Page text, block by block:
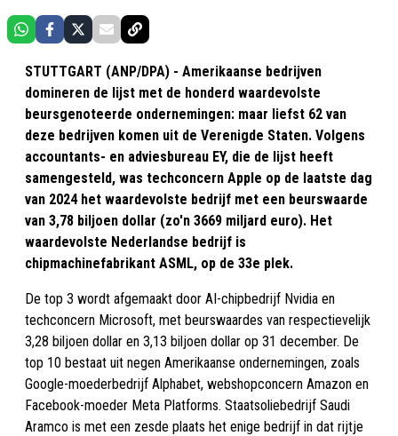
STUTTGART (ANP/DPA) - Amerikaanse bedrijven
domineren de lijst met de honderd waardevolste
beursgenoteerde ondernemingen: maar liefst 62 van
deze bedrijven komen uit de Verenigde Staten. Volgens
accountants- en adviesbureau EY, die de lijst heeft
samengesteld, was techconcern Apple op de laatste dag
van 2024 het waardevolste bedrijf met een beurswaarde
van 3,78 biljoen dollar (zo'n 3669 miljard euro). Het
waardevolste Nederlandse bedrijf is
chipmachinefabrikant ASML, op de 33e plek.
De top 3 wordt afgemaakt door AI-chipbedrijf Nvidia en
techconcern Microsoft, met beurswaardes van respectievelijk
3,28 biljoen dollar en 3,13 biljoen dollar op 31 december. De
top 10 bestaat uit negen Amerikaanse ondernemingen, zoals
Google-moederbedrijf Alphabet, webshopconcern Amazon en
Facebook-moeder Meta Platforms. Staatsoliebedrijf Saudi
Aramco is met een zesde plaats het enige bedrijf in dat rijtje